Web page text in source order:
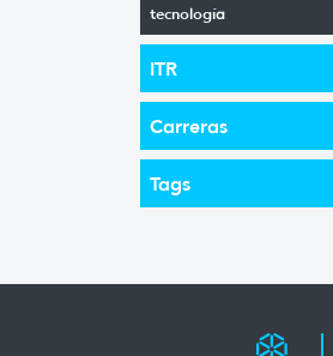
tecnología
ITR
Carreras
Tags